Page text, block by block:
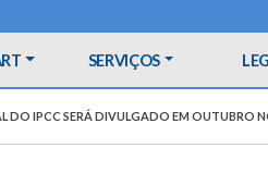
SERVIÇOS
DO IPCC SERÁ DIVULGADO EM OUTUBRO